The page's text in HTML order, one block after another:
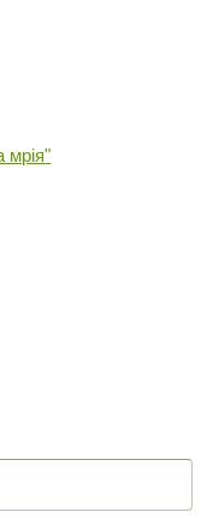
мрія"